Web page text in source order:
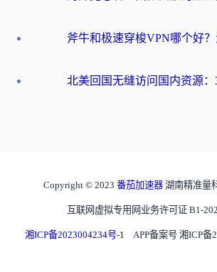
Copyright © 2023 番茄加速器 湖南精准量
互联网虚拟专用网业务许可证 B1-
湘ICP备2023004234号-1 APP备案号 湘ICP备